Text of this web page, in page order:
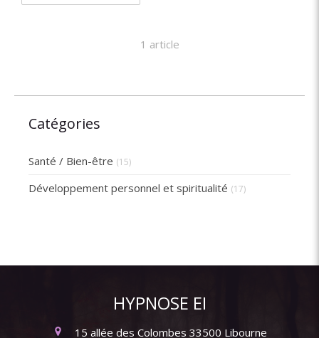
1 article
Catégories
Santé / Bien-être (15)
Développement personnel et spiritualité (17)
HYPNOSE EI
15 allée des Colombes 33500 Libourne